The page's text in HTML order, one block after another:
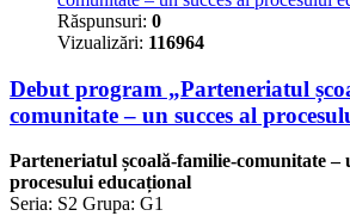
Răspunsuri: 0
Vizualizări: 116964
Debut program „Parteneriatul
comunitate – un succes al
Parteneriatul școală-familie-comunitate –
procesului educațional
Seria: S2 Grupa: G1